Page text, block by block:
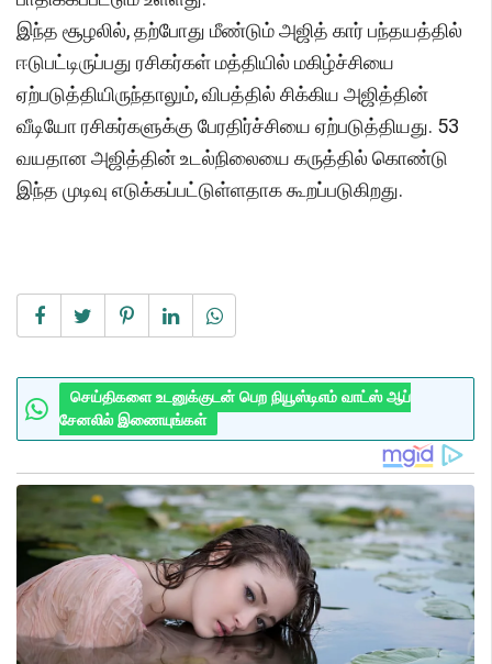
இந்த சூழலில், தற்போது மீண்டும் அஜித் கார் பந்தயத்தில்
ஈடுபட்டிருப்பது ரசிகர்கள் மத்தியில் மகிழ்ச்சியை
ஏற்படுத்தியிருந்தாலும், விபத்தில் சிக்கிய அஜித்தின்
வீடியோ ரசிகர்களுக்கு பேரதிர்ச்சியை ஏற்படுத்தியது. 53
வயதான அஜித்தின் உடல்நிலையை கருத்தில் கொண்டு
இந்த முடிவு எடுக்கப்பட்டுள்ளதாக கூறப்படுகிறது.
செய்திகளை உடனுக்குடன் பெற நியூஸ்டிஎம் வாட்ஸ் ஆப்
சேனலில் இணையுங்கள்